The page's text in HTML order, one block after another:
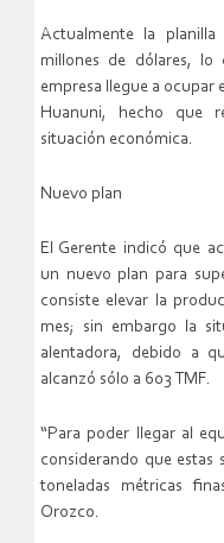
Actualmente la
millones de dólares,
empresa llegue a ocupar
Huanuni, hecho que
situación económica.
Nuevo plan
El Gerente indicó que
un nuevo plan para
consiste elevar la
mes; sin embargo la
alentadora, debido a
alcanzó sólo a 603 TMF.
“Para poder llegar al
considerando que estas
toneladas métricas
Orozco.